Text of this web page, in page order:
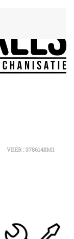
VEER : 3786148M1